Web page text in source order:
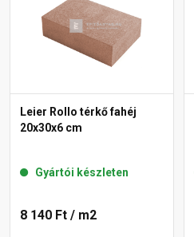
Leier Rollo térkő fahéj
20x30x6 cm
Gyártói készleten
8 140 Ft / m2